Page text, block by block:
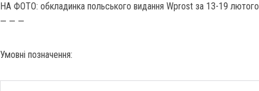
НА ФОТО: обкладинка польського видання Wprost за 13-19 лютого
— — —
Умовні позначення: